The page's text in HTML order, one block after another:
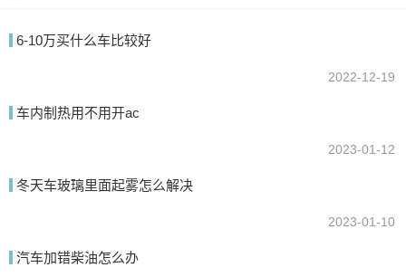
提交
6-10万买什么车比较好
2022-12-19
车内制热用不用开ac
2023-01-12
冬天车玻璃里面起雾怎么解决
2023-01-10
汽车加错柴油怎么办